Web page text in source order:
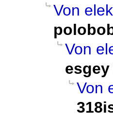
Von
Von
esgey
Von